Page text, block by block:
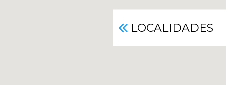
LOCALIDADES